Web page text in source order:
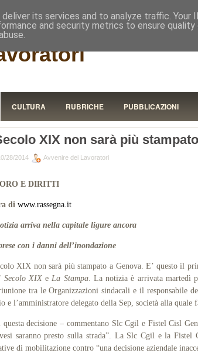
CULTURA RUBRICHE PUBBLICAZIONI
XIX non sarà più
28/2014 Avvenire dei Lavoratori
E DIRITTI
di www.rassegna.it
arriva nella capitale ligure ancora
con i danni dell’inondazione
XIX non sarà più stampato a Genova. E’ questo il
Secolo XIXeLa Stampa. La notizia è arrivata martedì
tra le Organizzazioni sindacali e il responsabile
e l’amministratore delegato della Sep, società alla quale
questa decisione – commentano Slc Cgil e Fistel Cisl
saranno presto sulla strada”. La Slc Cgil e la Fistel
di mobilitazione contro “una decisione aziendale
its services and to analyze traffic. Your
and security metrics to ensure